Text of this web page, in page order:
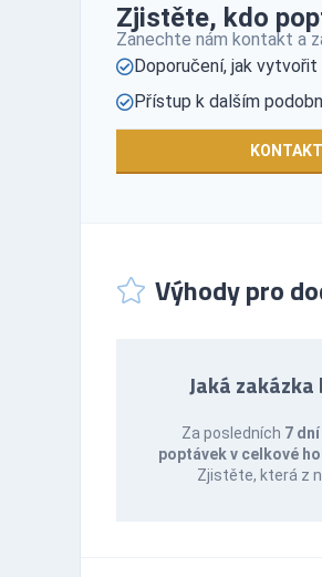
Zjistěte, kdo
Zanechte nám kontakt a
Doporučení, jak vytvořit
Přístup k dalším
Výhody pro
Jaká
Za posledních 7
poptávek v celkové
Zjistěte, která z